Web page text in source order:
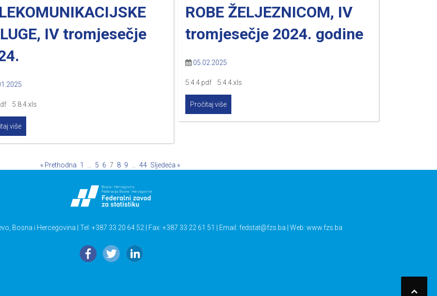
ROBE ŽELJEZNICOM, IV
tromjesečje 2024. godine
05.02.2025
5.4.4.pdf 5.4.4.xls
Pročitaj više
IV tromjesečje
5.8.4.xls
više
« Prethodna 1 … 5 6 7 8 9 … 44 Sljedeća »
Bosna i Hercegovina | Tel: +387 33 20 64 52 | Fax: +387 33 22 61 51 | Email: fedstat@fzs.ba | Web: www.fzs.ba